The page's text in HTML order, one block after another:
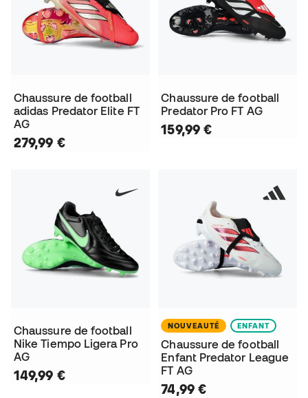
Chaussure de football
adidas Predator Elite FT
AG
279,99 €
Chaussure de football
Predator Pro FT AG
159,99 €
Chaussure de football
Nike Tiempo Ligera Pro
AG
149,99 €
NOUVEAUTÉ ENFANT
Chaussure de football
Enfant Predator League
FT AG
74,99 €